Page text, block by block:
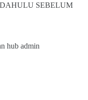
SEBELUM
hub admin